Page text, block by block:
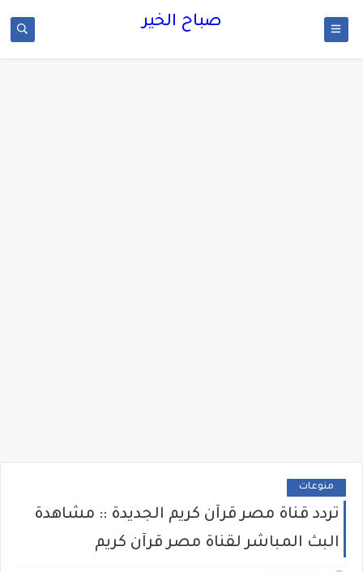
صباح الخير
منوعات
تردد قناة مصر قرآن كريم الجديدة :: مشاهدة
البث المباشر لقناة مصر قرآن كريم